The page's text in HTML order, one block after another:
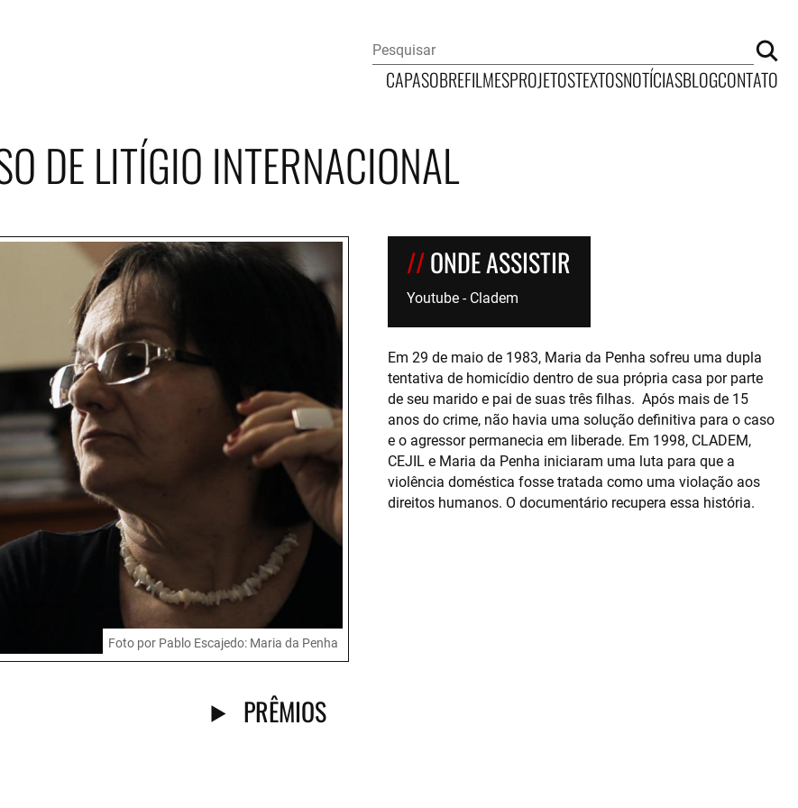
CAPASOBREFILMESPROJETOSTEXTOSNOTÍCIASBLOGCONTATO
DE LITÍGIO INTERNACIONAL
Foto por Pablo Escajedo: Maria da Penha
ONDE ASSISTIR
Youtube - Cladem
Em 29 de maio de 1983, Maria da Penha sofreu uma dupla
tentativa de homicídio dentro de sua própria casa por parte
de seu marido e pai de suas três filhas. Após mais de 15
anos do crime, não havia uma solução definitiva para o caso
e o agressor permanecia em liberade. Em 1998, CLADEM,
CEJIL e Maria da Penha iniciaram uma luta para que a
violência doméstica fosse tratada como uma violação aos
direitos humanos. O documentário recupera essa história.
PRÊMIOS